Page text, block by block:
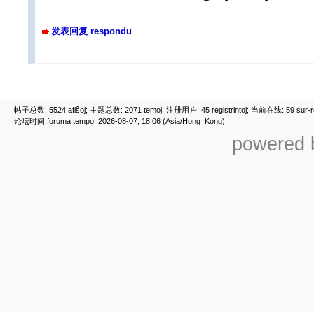
发表回复 respondu
帖子总数: 5524 afiŝoj; 主题总数: 2071 temoj; 注册用户: 45 registrintoj; 当前在线: 59
论坛时间 foruma tempo: 2026-08-07, 18:06 (Asia/Hong_Kong)
powered